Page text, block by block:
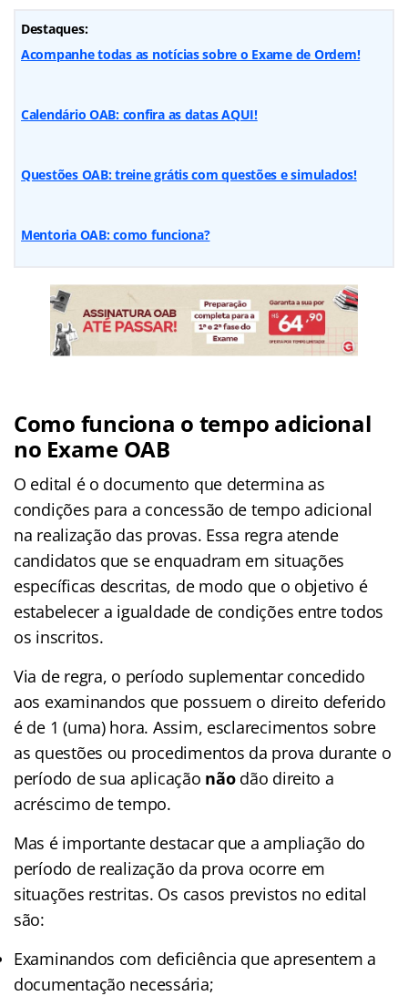
Destaques:
Acompanhe todas as notícias sobre o Exame de Ordem!
Calendário OAB: confira as datas AQUI!
Questões OAB: treine grátis com questões e simulados!
Mentoria OAB: como funciona?
Como funciona o tempo adicional
no Exame OAB
O edital é o documento que determina as
condições para a concessão de tempo adicional
na realização das provas. Essa regra atende
candidatos que se enquadram em situações
específicas descritas, de modo que o objetivo é
estabelecer a igualdade de condições entre todos
os inscritos.
Via de regra, o período suplementar concedido
aos examinandos que possuem o direito deferido
é de 1 (uma) hora. Assim, esclarecimentos sobre
as questões ou procedimentos da prova durante o
período de sua aplicação não dão direito a
acréscimo de tempo.
Mas é importante destacar que a ampliação do
período de realização da prova ocorre em
situações restritas. Os casos previstos no edital
são:
Examinandos com deficiência que apresentem a
documentação necessária;